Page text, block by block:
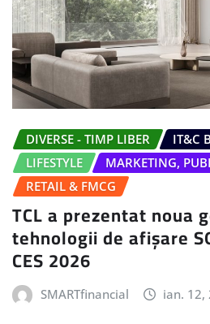
DIVERSE - TIMP LIBER
IT&C
LIFESTYLE
MARKETING,
RETAIL & FMCG
TCL a prezentat noua
tehnologii de afișare
CES 2026
SMARTfinancial ian. 12,